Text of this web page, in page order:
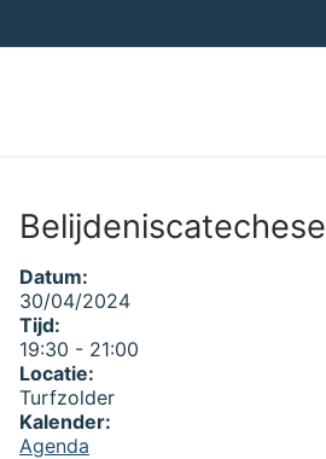
naar
Belijdeniscatechese
Datum:
30/04/2024
Tijd:
19:30 - 21:00
Locatie:
Turfzolder
Kalender:
Agenda